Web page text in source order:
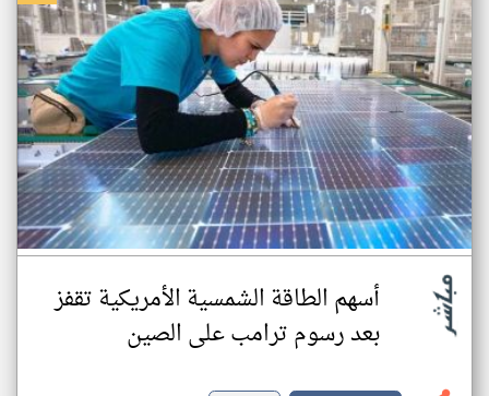
أسهم الطاقة الشمسية الأمريكية تقفز
بعد رسوم ترامب على الصين